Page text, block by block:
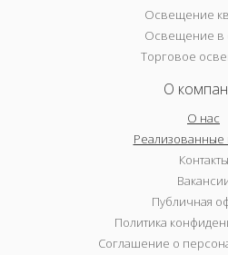
Освещение
Освещение в
Торговое
О
О нас
Реализованные
Контакты
Публичная
Политика
Соглашение о